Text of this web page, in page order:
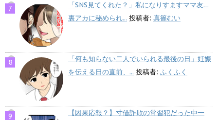
「SNS見てくれた？」私になりすますママ友…
裏アカに秘められ... 投稿者: 真篠むい
「何も知らない二人でいられる最後の日」妊娠
を伝える日の直前、... 投稿者: ふくふく
【因果応報？】寸借詐欺の常習犯だった中一